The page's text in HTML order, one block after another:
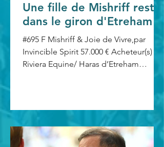
Une fille de Mishriff reste
dans le giron d'Etreham
#695 F Mishriff & Joie de Vivre,par
Invincible Spirit 57.000 € Acheteur(s) :
Riviera Equine/ Haras d’Etreham
Kuste AG Cette pouliche appartient à
la première production du champion
Mishriff (Make Believe), stationné à